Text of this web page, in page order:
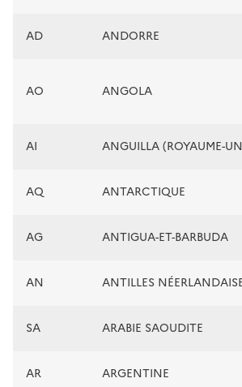
AD ANDORRE
AO ANGOLA
AI ANGUILLA (ROYAUME-
AQ ANTARCTIQUE
AG ANTIGUA-ET-BARBUDA
AN ANTILLES
SA ARABIE SAOUDITE
AR ARGENTINE